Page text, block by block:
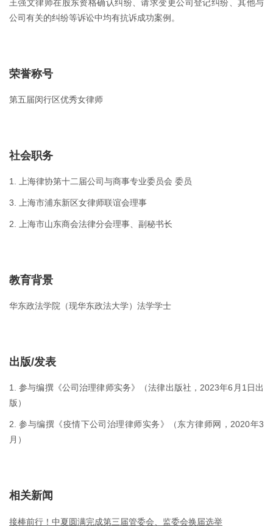
王强文律师在股东资格确认纠纷、请求变更公司登记纠纷、其他与
公司有关的纠纷等诉讼中均有抗诉成功案例。
荣誉称号
第五届闵行区优秀女律师
社会职务
1. 上海律协第十二届公司与商事专业委员会 委员
3. 上海市浦东新区女律师联谊会理事
2. 上海市山东商会法律分会理事、副秘书长
教育背景
华东政法学院（现华东政法大学）法学学士
出版/发表
1. 参与编撰《公司治理律师实务》（法律出版社，2023年6月1日出
版）
2. 参与编撰《疫情下公司治理律师实务》（东方律师网，2020年3
月）
相关新闻
接棒前行！中夏圆满完成第三届管委会、监委会换届选举